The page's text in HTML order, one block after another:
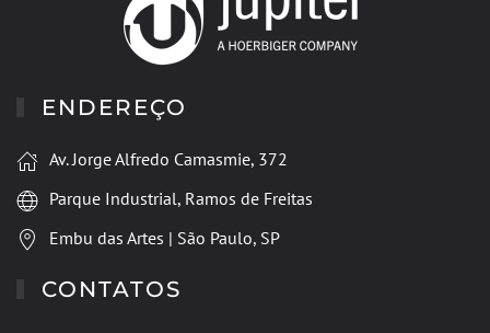
ENDEREÇO
Av. Jorge Alfredo Camasmie, 372
Parque Industrial, Ramos de Freitas
Embu das Artes | São Paulo, SP
CONTATOS